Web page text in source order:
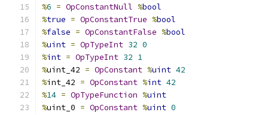
%6 = OpConstantNull %bool
%true = OpConstantTrue %bool
%false = OpConstantFalse %bool
%uint = OpTypeInt 32 0
%int = OpTypeInt 32 1
%uint_42 = OpConstant %uint 42
%int_42 = OpConstant %int 42
%14 = OpTypeFunction %uint
%uint_0 = OpConstant %uint 0